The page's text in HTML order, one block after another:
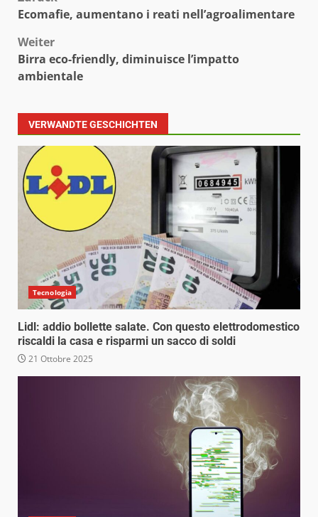
Ecomafie, aumentano i reati nell’agroalimentare
Weiter
Birra eco-friendly, diminuisce l’impatto
ambientale
VERWANDTE GESCHICHTEN
Tecnologia
Lidl: addio bollette salate. Con questo elettrodomestico
riscaldi la casa e risparmi un sacco di soldi
21 Ottobre 2025